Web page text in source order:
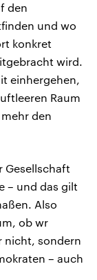
den
und wo
konkret
wird.
einhergehen,
Raum
den
Gesellschaft
– und das gilt
Also
ob wr
nicht, sondern
– auch